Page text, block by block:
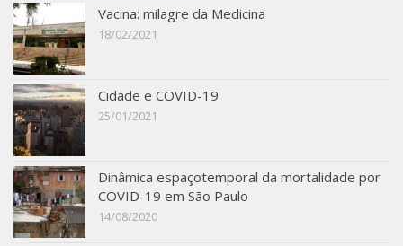
Vacina: milagre da Medicina
18/02/2021
Cidade e COVID-19
25/01/2021
Dinâmica espaçotemporal da mortalidade por
COVID-19 em São Paulo
14/08/2020